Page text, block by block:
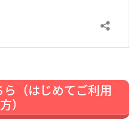
（はじめてご利用
）